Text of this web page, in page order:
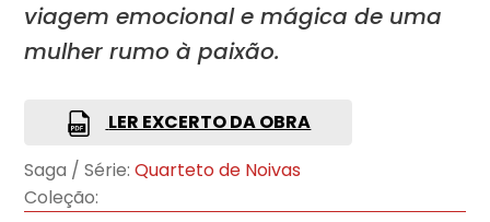
viagem emocional e mágica de uma
mulher rumo à paixão.
LER EXCERTO DA OBRA
Saga / Série: Quarteto de Noivas
Coleção: